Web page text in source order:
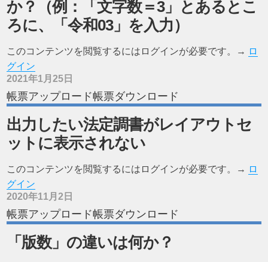
か？（例：「文字数＝3」とあるとこ
ろに、「令和03」を入力）
このコンテンツを閲覧するにはログインが必要です。→ ロ
グイン
2021年1月25日
帳票アップロード帳票ダウンロード
出力したい法定調書がレイアウトセ
ットに表示されない
このコンテンツを閲覧するにはログインが必要です。→ ロ
グイン
2020年11月2日
帳票アップロード帳票ダウンロード
「版数」の違いは何か？